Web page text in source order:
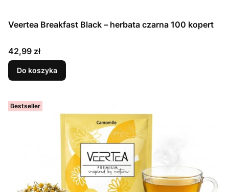
Veertea Breakfast Black – herbata czarna 100 kopert
Cena
42,99 zł
Do koszyka
Bestseller